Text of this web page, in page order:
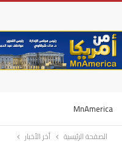
MnAmerica
الصفحة الرئيسية أخر الأخبار